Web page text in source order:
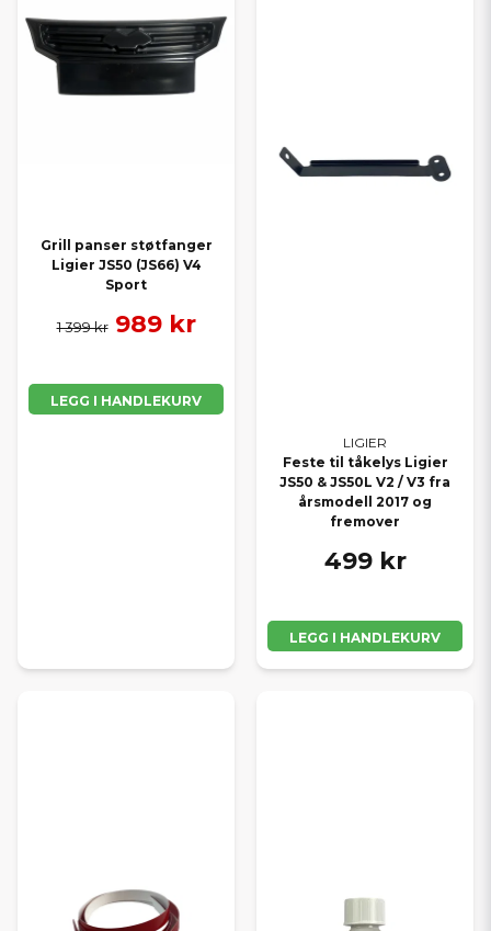
Grill panser støtfanger
Ligier JS50 (JS66) V4
Sport
1 399 kr 989 kr
LEGG I HANDLEKURV
LIGIER
Feste til tåkelys Ligier
JS50 & JS50L V2 / V3 fra
årsmodell 2017 og
fremover
499 kr
LEGG I HANDLEKURV